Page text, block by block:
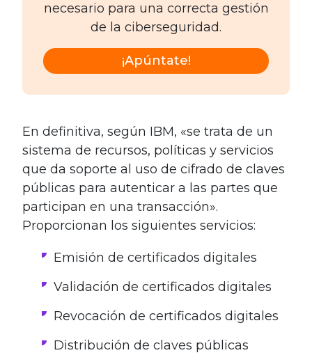
necesario para una correcta gestión
de la ciberseguridad.
¡Apúntate!
En definitiva, según IBM, «se trata de un
sistema de recursos, políticas y servicios
que da soporte al uso de cifrado de claves
públicas para autenticar a las partes que
participan en una transacción».
Proporcionan los siguientes servicios:
Emisión de certificados digitales
Validación de certificados digitales
Revocación de certificados digitales
Distribución de claves públicas